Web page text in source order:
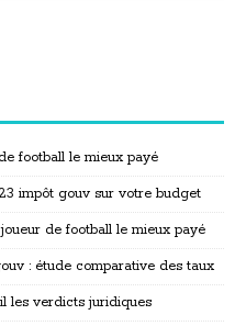
football le mieux payé
impôt gouv sur votre budget
de football le mieux payé
: étude comparative des taux
les verdicts juridiques